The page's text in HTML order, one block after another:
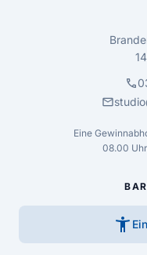
call
mail
Eine
08.00
accessibility_new